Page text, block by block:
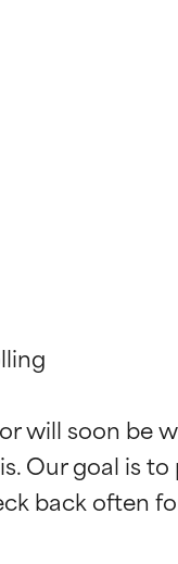
will soon be
Our goal is